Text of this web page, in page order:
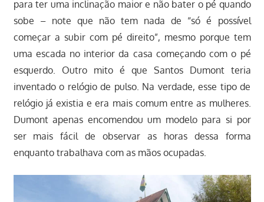
para ter uma inclinação maior e não bater o pé quando
sobe – note que não tem nada de “só é possível
começar a subir com pé direito”, mesmo porque tem
uma escada no interior da casa começando com o pé
esquerdo. Outro mito é que Santos Dumont teria
inventado o relógio de pulso. Na verdade, esse tipo de
relógio já existia e era mais comum entre as mulheres.
Dumont apenas encomendou um modelo para si por
ser mais fácil de observar as horas dessa forma
enquanto trabalhava com as mãos ocupadas.